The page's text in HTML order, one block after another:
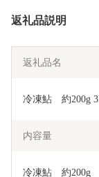
返礼品説明
返礼品名
冷凍鮎　約200g
内容量
冷凍鮎　約200g